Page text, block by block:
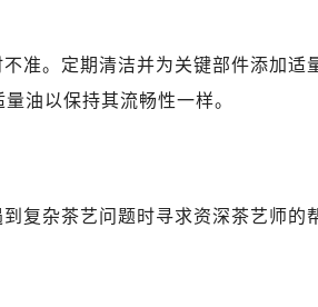
准。定期清洁并为关键部件添加适
油以保持其流畅性一样。
复杂茶艺问题时寻求资深茶艺师的